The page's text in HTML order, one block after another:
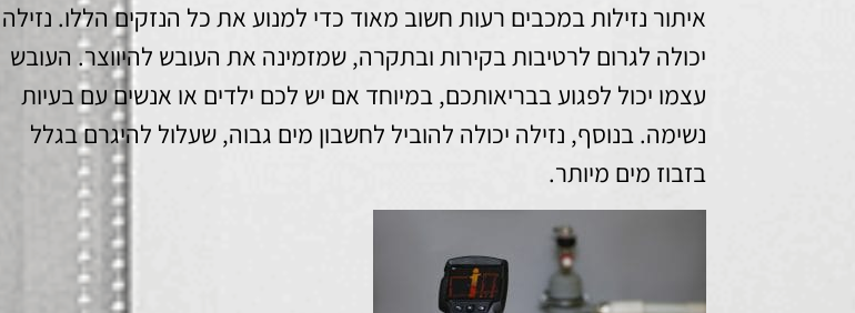
איתור נזילות במכבים רעות חשוב מאוד כדי למנוע את כל הנזקים הללו. נזילה
יכולה לגרום לרטיבות בקירות ובתקרה, שמזמינה את העובש להיווצר. העובש
עצמו יכול לפגוע בבריאותכם, במיוחד אם יש לכם ילדים או אנשים עם בעיות
נשימה. בנוסף, נזילה יכולה להוביל לחשבון מים גבוה, שעלול להיגרם בגלל
בזבוז מים מיותר.